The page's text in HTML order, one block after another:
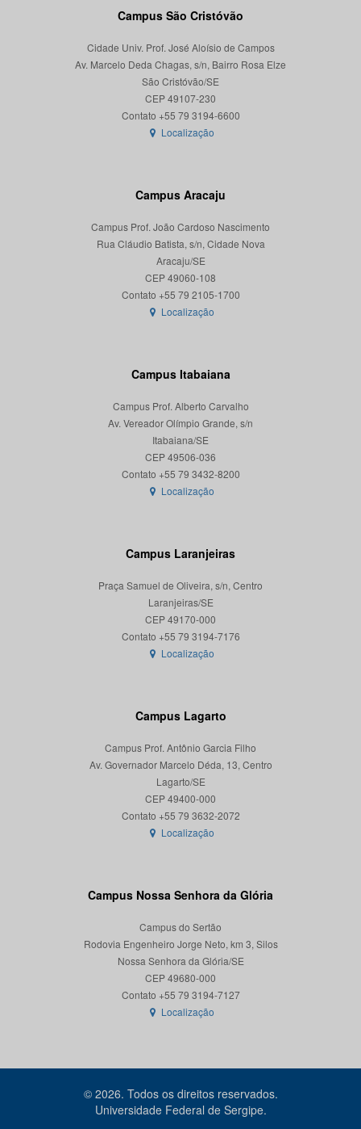
Campus São Cristóvão
Cidade Univ. Prof. José Aloísio de Campos
Av. Marcelo Deda Chagas, s/n, Bairro Rosa Elze
São Cristóvão/SE
CEP 49107-230
Localização
Campus Aracaju
Campus Prof. João Cardoso Nascimento
Rua Cláudio Batista, s/n, Cidade Nova
Aracaju/SE
CEP 49060-108
Localização
Campus Itabaiana
Campus Prof. Alberto Carvalho
Av. Vereador Olímpio Grande, s/n
Itabaiana/SE
CEP 49506-036
Localização
Campus Laranjeiras
Praça Samuel de Oliveira, s/n, Centro
Laranjeiras/SE
CEP 49170-000
Localização
Campus Lagarto
Campus Prof. Antônio Garcia Filho
Av. Governador Marcelo Déda, 13, Centro
Lagarto/SE
CEP 49400-000
Localização
Campus Nossa Senhora da Glória
Campus do Sertão
Rodovia Engenheiro Jorge Neto, km 3, Silos
Nossa Senhora da Glória/SE
CEP 49680-000
Contato +55 79 3194-7127
Localização
© 2026. Todos os direitos reservados.
Universidade Federal de Sergipe.